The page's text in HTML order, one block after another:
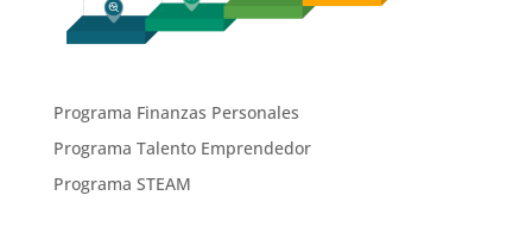
Programa Finanzas Personales
Programa Talento Emprendedor
Programa STEAM